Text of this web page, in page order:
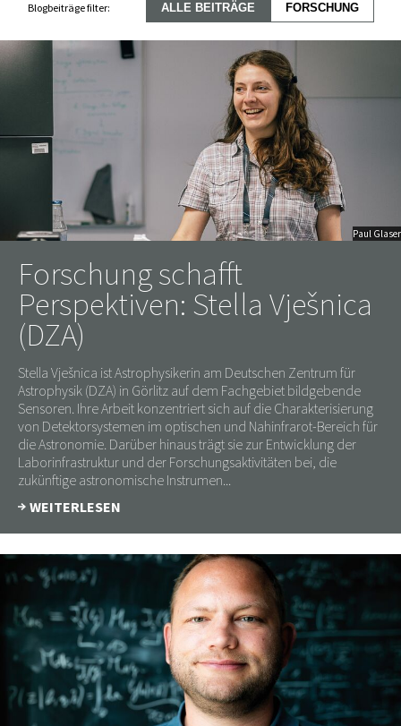
Blogbeiträge filter: ALLE BEITRÄGE FORSCHUNG
Paul Glaser
Forschung schafft
Perspektiven: Stella Vješnica
(DZA)
Stella Vješnica ist Astrophysikerin am Deutschen Zentrum für
Astrophysik (DZA) in Görlitz auf dem Fachgebiet bildgebende
Sensoren. Ihre Arbeit konzentriert sich auf die Charakterisierung
von Detektorsystemen im optischen und Nahinfrarot-Bereich für
die Astronomie. Darüber hinaus trägt sie zur Entwicklung der
Laborinfrastruktur und der Forschungsaktivitäten bei, die
zukünftige astronomische Instrumen...
WEITERLESEN